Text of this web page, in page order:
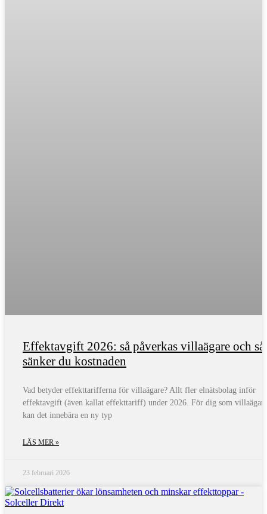
Effektavgift 2026: så påverkas villaägare och så
sänker du kostnaden
Vad betyder effekttarifferna för villaägare? Allt fler elnätsbolag inför
effektavgift (även kallat effekttariff) under 2026. För dig som villaägare
kan det innebära en ny typ
LÄS MER »
23 februari 2026